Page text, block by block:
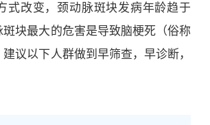
式改变，颈动脉斑块发病年龄趋于
块最大的危害是导致脑梗死（俗称
议以下人群做到早筛查，早诊断，